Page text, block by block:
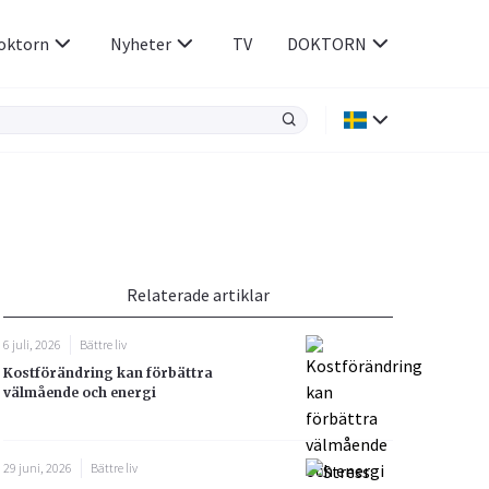
Rökavvänjning
Rörelseapparaten
Sex & Samliv
Sömn & Stress
Nyheter TV DOKTORN
Relaterade artiklar
6 juli, 2026
Bättre liv
Kostförändring kan förbättra
välmående och energi
29 juni, 2026
Bättre liv